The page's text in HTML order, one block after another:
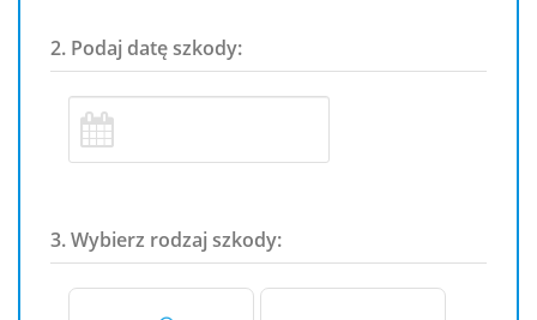
2. Podaj datę szkody:
3. Wybierz rodzaj szkody: